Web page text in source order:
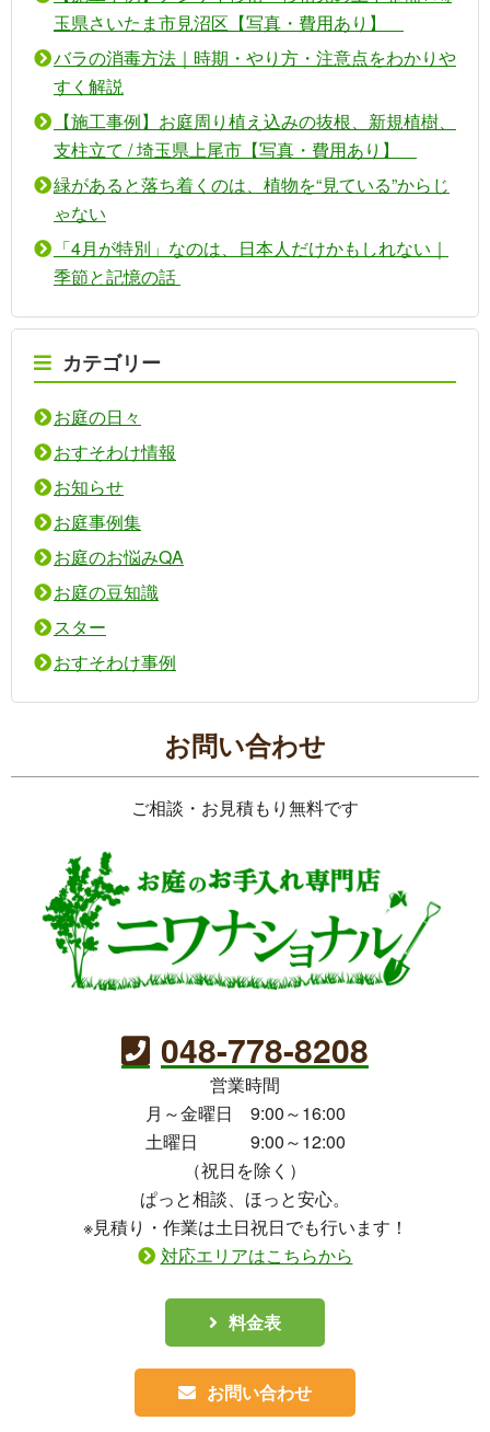
玉県さいたま市見沼区【写真・費用あり】
バラの消毒方法｜時期・やり方・注意点をわかりや
すく解説
【施工事例】お庭周り植え込みの抜根、新規植樹、
支柱立て / 埼玉県上尾市【写真・費用あり】
緑があると落ち着くのは、植物を“見ている”からじ
ゃない
「4月が特別」なのは、日本人だけかもしれない｜
季節と記憶の話
カテゴリー
お庭の日々
おすそわけ情報
お知らせ
お庭事例集
お庭のお悩みQA
お庭の豆知識
スター
おすそわけ事例
お問い合わせ
ご相談・お見積もり無料です
048-778-8208
営業時間
月～金曜日 9:00～16:00
土曜日 9:00～12:00
（祝日を除く）
ぱっと相談、ほっと安心。
※見積り・作業は土日祝日でも行います！
対応エリアはこちらから
料金表
お問い合わせ